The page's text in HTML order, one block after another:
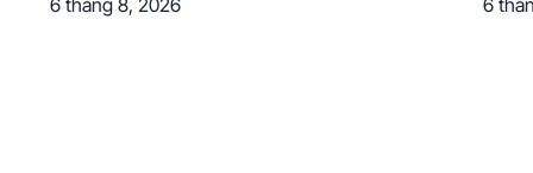
6 tháng 8, 2026
6